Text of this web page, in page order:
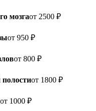
мозгаот 2500 ₽
от 950 ₽
от 800 ₽
от 1800 ₽
от 1000 ₽